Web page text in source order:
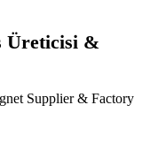
Üreticisi &
Supplier & Factory